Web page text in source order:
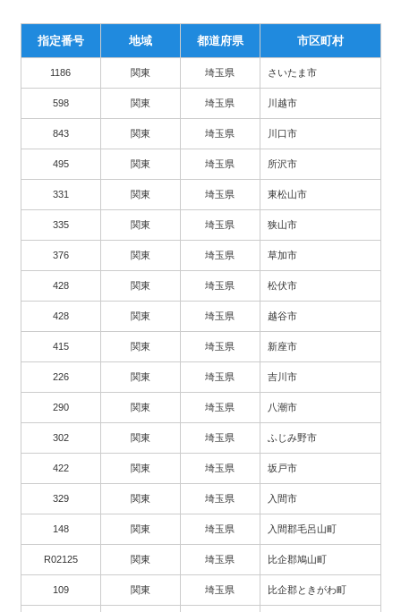
指定番号 地域 都道府県 市区町村
1186 関東 埼玉県 さいたま市
598 関東 埼玉県 川越市
843 関東 埼玉県 川口市
495 関東 埼玉県 所沢市
331 関東 埼玉県 東松山市
335 関東 埼玉県 狭山市
376 関東 埼玉県 草加市
428 関東 埼玉県 松伏市
428 関東 埼玉県 越谷市
415 関東 埼玉県 新座市
226 関東 埼玉県 吉川市
290 関東 埼玉県 八潮市
302 関東 埼玉県 ふじみ野市
422 関東 埼玉県 坂戸市
329 関東 埼玉県 入間市
148 関東 埼玉県 入間郡毛呂山町
R02125 関東 埼玉県 比企郡鳩山町
109 関東 埼玉県 比企郡ときがわ町